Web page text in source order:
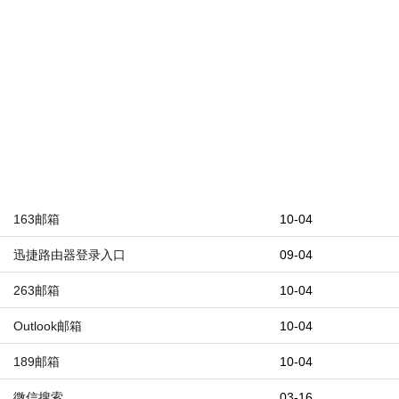
10-04
163邮箱
09-04
迅捷路由器登录入口
10-04
263邮箱
10-04
Outlook邮箱
10-04
189邮箱